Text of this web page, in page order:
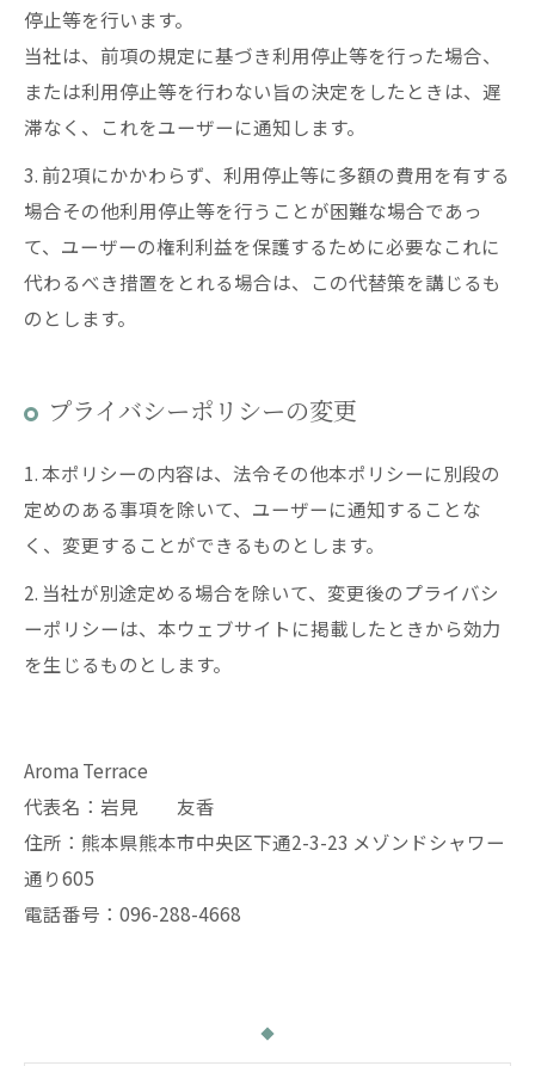
停止等を行います。
当社は、前項の規定に基づき利用停止等を行った場合、
または利用停止等を行わない旨の決定をしたときは、遅
滞なく、これをユーザーに通知します。
3. 前2項にかかわらず、利用停止等に多額の費用を有する
場合その他利用停止等を行うことが困難な場合であっ
て、ユーザーの権利利益を保護するために必要なこれに
代わるべき措置をとれる場合は、この代替策を講じるも
のとします。
プライバシーポリシーの変更
1. 本ポリシーの内容は、法令その他本ポリシーに別段の
定めのある事項を除いて、ユーザーに通知することな
く、変更することができるものとします。
2. 当社が別途定める場合を除いて、変更後のプライバシ
ーポリシーは、本ウェブサイトに掲載したときから効力
を生じるものとします。
Aroma Terrace
代表名：岩見 友香
住所：熊本県熊本市中央区下通2-3-23 メゾンドシャワー
通り605
電話番号：096-288-4668